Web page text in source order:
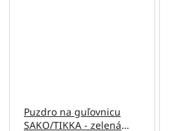
Puzdro na guľovnicu
SAKO/TIKKA - zelená